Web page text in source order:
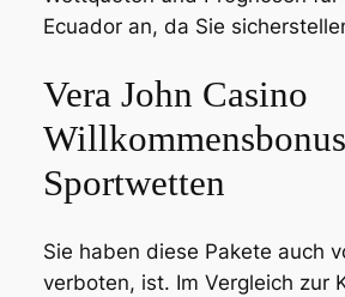
Ecuador an, da Sie
Vera John Casino
Willkommensbonus
Sportwetten
Sie haben diese Pakete auch
verboten, ist. Im Vergleich zur